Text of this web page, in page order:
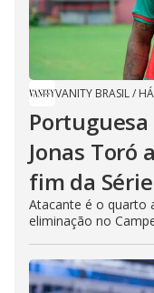
VANITY BRASIL/
Jonas Toró
fim da Série
Atacante é o quarto
eliminação no